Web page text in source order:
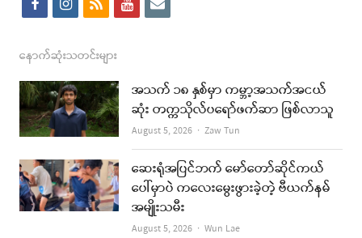
c
e
b
o
o
k
s
t
a
g
r
a
m
s
t
u
b
i
l
နောက်ဆုံးသတင်းများ
အသက် ၁၈ နှစ်မှာ ကမ္ဘာ့အသက်အငယ်
ဆုံး တက္ကသိုလ်ပရော်ဖက်ဆာ ဖြစ်လာသူ
August 5, 2026 Author
Zaw Tun
ဆေးရုံအပြင်ဘက် မော်တော်ဆိုင်ကယ်
ပေါ်မှာပဲ ကလေးမွေးဖွားခဲ့တဲ့ ဗီယက်နမ်
အမျိုးသမီး
August 5, 2026 Author
Wun Lae